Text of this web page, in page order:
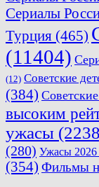
Сериалы
Турция (465)
(11404)
(12) Советские
(384)
высоким
ужасы
(280) Ужасы 2026
(354) Фильмы